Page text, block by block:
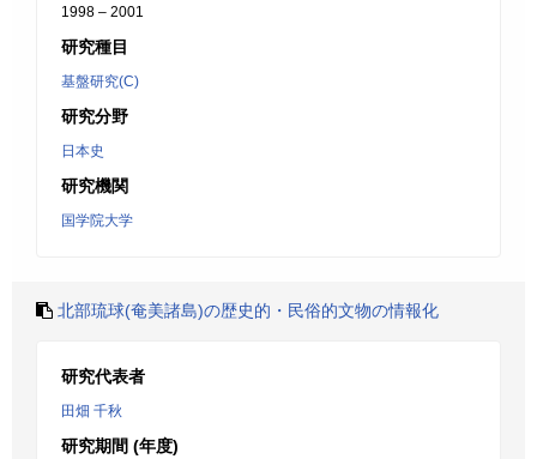
1998 – 2001
研究種目
基盤研究(C)
研究分野
日本史
研究機関
国学院大学
北部琉球(奄美諸島)の歴史的・民俗的文物の情報化
研究代表者
田畑 千秋
研究期間 (年度)